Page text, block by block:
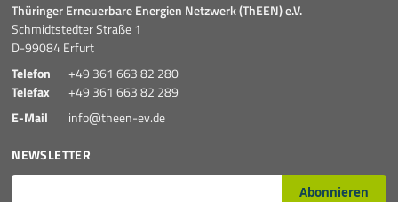
Thüringer Erneuerbare Energien Netzwerk (ThEEN) e.V.
Schmidtstedter Straße 1
D-99084 Erfurt
Telefon
+49 361 663 82 280
Telefax
+49 361 663 82 289
E-Mail
info@theen-ev.de
NEWSLETTER
E-Mail* Abonnieren